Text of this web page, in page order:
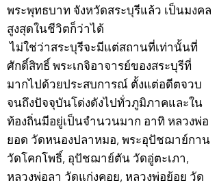
พระพุทธบาท จังหวัดสระบุรีแล้ว เป็นมงคล
สูงสุดในชีวิตก็ว่าได้
ไม่ใช่ว่าสระบุรีจะมีแต่สถานที่เท่านั้นที่
ศักดิ์สิทธิ์ พระเกจิอาจารย์ของสระบุรีที่
มากไปด้วยประสบการณ์ ตั้งแต่อดีตจวบ
จนถึงปัจจุบันโด่งดังไปทั่วภูมิภาคและใน
ท้องถิ่นมีอยู่เป็นจำนวนมาก อาทิ หลวงพ่อ
ยอด วัดหนองปลาหมอ, พระอุปัชฌาย์กาน
วัดโคกโพธิ์, อุปัชฌาย์ตัน วัดอู่ตะเภา,
หลวงพ่อลา วัดแก่งคอย, หลวงพ่อย้อย วัด